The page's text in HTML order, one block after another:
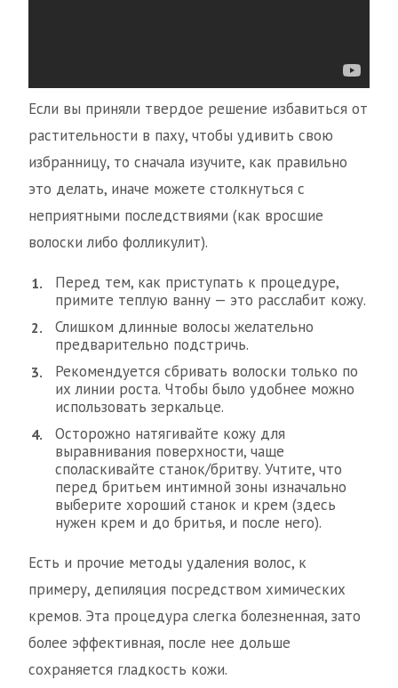
Если вы приняли твердое решение избавиться от
растительности в паху, чтобы удивить свою
избранницу, то сначала изучите, как правильно
это делать, иначе можете столкнуться с
неприятными последствиями (как вросшие
волоски либо фолликулит).
Перед тем, как приступать к процедуре,
примите теплую ванну — это расслабит кожу.
Слишком длинные волосы желательно
предварительно подстричь.
Рекомендуется сбривать волоски только по
их линии роста. Чтобы было удобнее можно
использовать зеркальце.
Осторожно натягивайте кожу для
выравнивания поверхности, чаще
споласкивайте станок/бритву. Учтите, что
перед бритьем интимной зоны изначально
выберите хороший станок и крем (здесь
нужен крем и до бритья, и после него).
Есть и прочие методы удаления волос, к
примеру, депиляция посредством химических
кремов. Эта процедура слегка болезненная, зато
более эффективная, после нее дольше
сохраняется гладкость кожи.